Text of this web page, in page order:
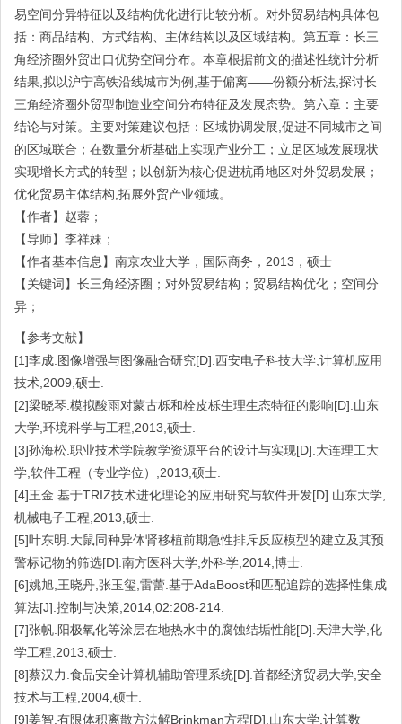
易空间分异特征以及结构优化进行比较分析。对外贸易结构具体包
括：商品结构、方式结构、主体结构以及区域结构。第五章：长三
角经济圈外贸出口优势空间分布。本章根据前文的描述性统计分析
结果,拟以沪宁高铁沿线城市为例,基于偏离——份额分析法,探讨长
三角经济圈外贸型制造业空间分布特征及发展态势。第六章：主要
结论与对策。主要对策建议包括：区域协调发展,促进不同城市之间
的区域联合；在数量分析基础上实现产业分工；立足区域发展现状
实现增长方式的转型；以创新为核心促进杭甬地区对外贸易发展；
优化贸易主体结构,拓展外贸产业领域。
【作者】赵蓉；
【导师】李祥妹；
【作者基本信息】南京农业大学，国际商务，2013，硕士
【关键词】长三角经济圈；对外贸易结构；贸易结构优化；空间分
异；
【参考文献】
[1]李成.图像增强与图像融合研究[D].西安电子科技大学,计算机应用
技术,2009,硕士.
[2]梁晓琴.模拟酸雨对蒙古栎和栓皮栎生理生态特征的影响[D].山东
大学,环境科学与工程,2013,硕士.
[3]孙海松.职业技术学院教学资源平台的设计与实现[D].大连理工大
学,软件工程（专业学位）,2013,硕士.
[4]王金.基于TRIZ技术进化理论的应用研究与软件开发[D].山东大学,
机械电子工程,2013,硕士.
[5]叶东明.大鼠同种异体肾移植前期急性排斥反应模型的建立及其预
警标记物的筛选[D].南方医科大学,外科学,2014,博士.
[6]姚旭,王晓丹,张玉玺,雷蕾.基于AdaBoost和匹配追踪的选择性集成
算法[J].控制与决策,2014,02:208-214.
[7]张帆.阳极氧化等涂层在地热水中的腐蚀结垢性能[D].天津大学,化
学工程,2013,硕士.
[8]蔡汉力.食品安全计算机辅助管理系统[D].首都经济贸易大学,安全
技术与工程,2004,硕士.
[9]姜智.有限体积离散方法解Brinkman方程[D].山东大学,计算数